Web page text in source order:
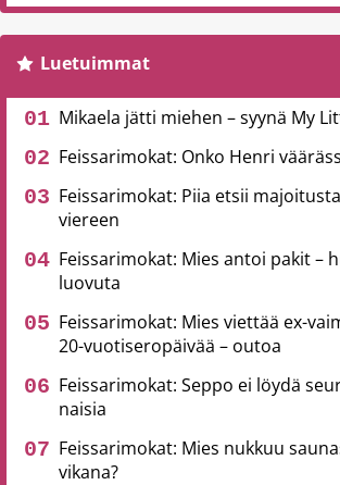
Luetuimmat
Mikaela jätti miehen – syynä My
Feissarimokat: Onko Henri
Feissarimokat: Piia etsii
viereen
Feissarimokat: Mies antoi pakit –
luovuta
Feissarimokat: Mies viettää ex-
20-vuotiseropäivää – outoa
Feissarimokat: Seppo ei löydä
naisia
Feissarimokat: Mies nukkuu
vikana?